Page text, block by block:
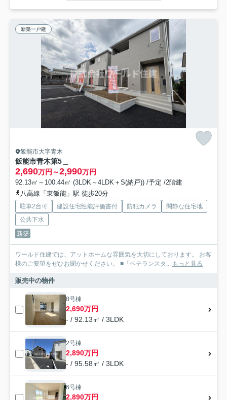
新築一戸建
飯能市大字青木
飯能市青木第5＿
2,690万円～2,990万円
92.13㎡～100.44㎡ (3LDK～4LDK＋S(納戸)) /予定 /2階建
八高線「東飯能」駅 徒歩20分
駐車2台可 建設住宅性能評価書付 防犯カメラ
閑静な住宅地
公共下水
新築
ワールド住建では、アットホームな雰囲気を大切にしております。 お客
様のご要望をぜひお聞かせください。 ■「ベテランスタ... もっと見る
販売中の物件
8号棟
2,690万円
- / 92.13㎡ / 3LDK
2号棟
2,890万円
- / 95.58㎡ / 3LDK
6号棟
2,890万円